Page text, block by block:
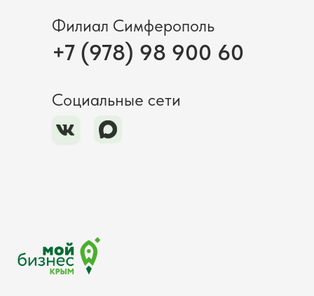
Филиал Симферополь
+7 (978) 98 900 60
Социальные сети